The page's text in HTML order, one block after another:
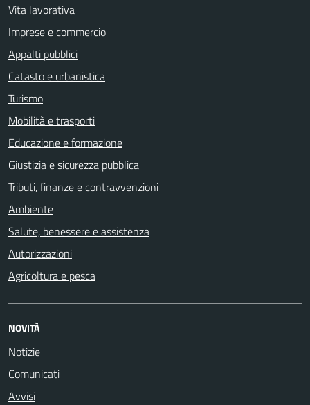
Vita lavorativa
Imprese e commercio
Appalti pubblici
Catasto e urbanistica
Turismo
Mobilità e trasporti
Educazione e formazione
Giustizia e sicurezza pubblica
Tributi, finanze e contravvenzioni
Ambiente
Salute, benessere e assistenza
Autorizzazioni
Agricoltura e pesca
NOVITÀ
Notizie
Comunicati
Avvisi